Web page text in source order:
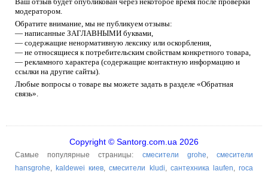
модератором.
Обратите внимание, мы не публикуем отзывы:
— написанные ЗАГЛАВНЫМИ буквами,
— содержащие ненормативную лексику или оскорбления,
— не относящиеся к потребительским свойствам конкретного товара,
— рекламного характера (содержащие контактную информацию и
ссылки на другие сайты).
Любые вопросы о товаре вы можете задать в разделе «Обратная
связь».
Copyright © Santorg.com.ua 2026
Самые популярные страницы: смесители grohe,смесители
hansgrohe, kaldewei киев,смесители kludi, сантехника laufen,roca